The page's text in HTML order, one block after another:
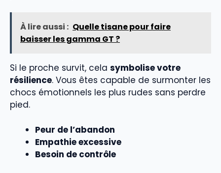
À lire aussi : Quelle tisane pour faire
baisser les gamma GT ?
Si le proche survit, cela symbolise votre
résilience. Vous êtes capable de surmonter les
chocs émotionnels les plus rudes sans perdre
pied.
Peur de l’abandon
Empathie excessive
Besoin de contrôle